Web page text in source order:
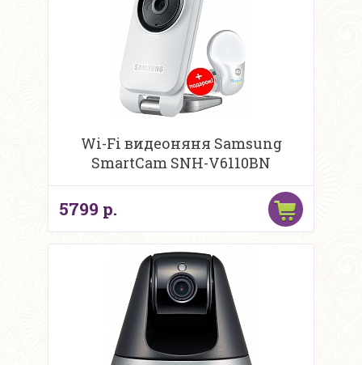
Wi-Fi видеоняня Samsung
SmartCam SNH-V6110BN
5799 р.